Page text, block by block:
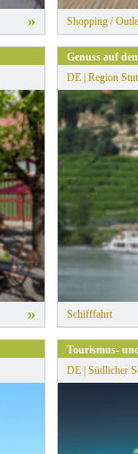
» Shopping /
»
Genuss auf
DE | Region
Schifffahrt
Tourismus-
DE | Südlicher